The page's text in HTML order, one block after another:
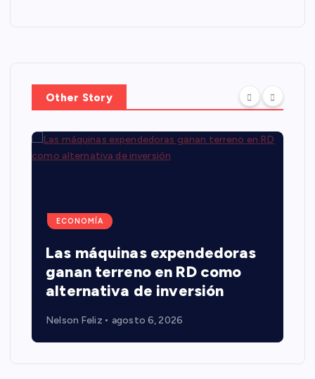
Other Story
ECONOMÍA
Las máquinas expendedoras
ganan terreno en RD como
alternativa de inversión
Nelson Feliz agosto 6, 2026